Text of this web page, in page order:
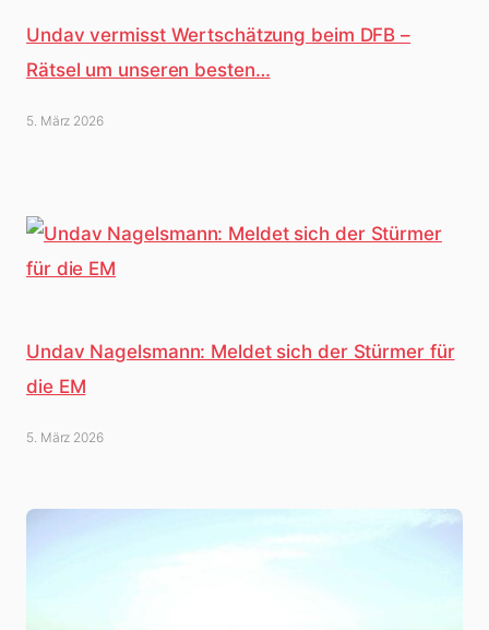
Undav vermisst Wertschätzung beim DFB –
Rätsel um unseren besten…
5. März 2026
Undav Nagelsmann: Meldet sich der Stürmer für
die EM
5. März 2026